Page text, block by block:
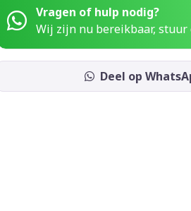
Vragen of hulp nodig?
Wij zijn nu bereikbaar, stuur
Deel op